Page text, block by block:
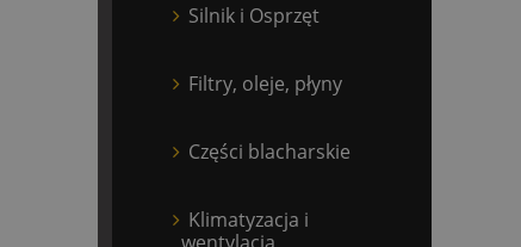
Silnik i Osprzęt
Filtry, oleje, płyny
Części blacharskie
Klimatyzacja i
wentylacja